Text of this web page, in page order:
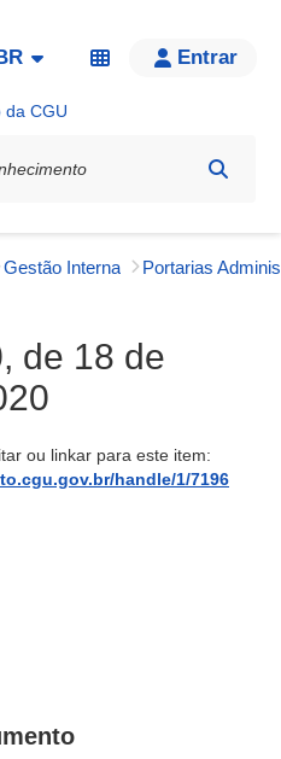
Entrar
da CGU
Gestão Interna
de 18 de
ou linkar para este item:
handle/1/7196